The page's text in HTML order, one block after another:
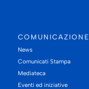
COMUNICAZIONE
News
Comunicati Stampa
Mediateca
Eventi ed iniziative